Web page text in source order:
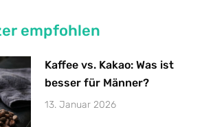
empfohlen
Kaffee vs. Kakao: Was ist
besser für Männer?
13. Januar 2026